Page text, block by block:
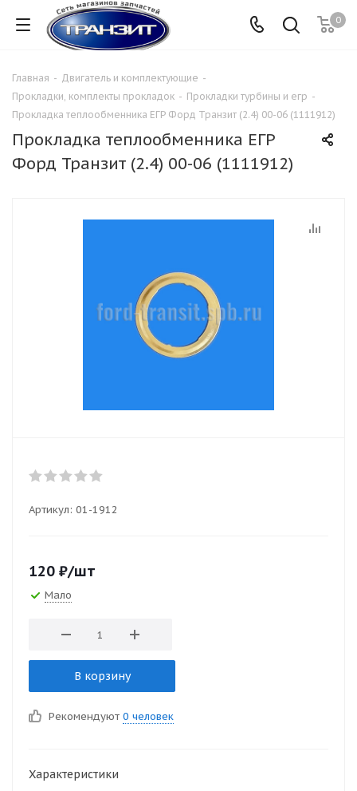
0
Главная - Двигатель и комплектующие -
Прокладки, комплекты прокладок - Прокладки турбины и егр -
Прокладка теплообменника ЕГР Форд Транзит (2.4) 00-06 (1111912)
Прокладка теплообменника ЕГР
Форд Транзит (2.4) 00-06 (1111912)
Артикул: 01-1912
120 ₽/шт
Мало
В корзину
Рекомендуют 0 человек
Характеристики